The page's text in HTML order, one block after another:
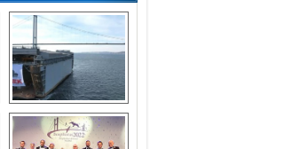
Dünyada tek!
Denizaltı yüzer
havuzu intikal